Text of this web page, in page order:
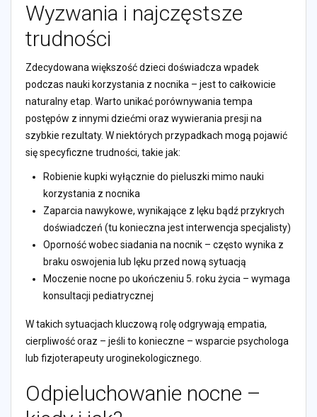
Wyzwania i najczęstsze
trudności
Zdecydowana większość dzieci doświadcza wpadek
podczas nauki korzystania z nocnika – jest to całkowicie
naturalny etap. Warto unikać porównywania tempa
postępów z innymi dziećmi oraz wywierania presji na
szybkie rezultaty. W niektórych przypadkach mogą pojawić
się specyficzne trudności, takie jak:
Robienie kupki wyłącznie do pieluszki mimo nauki
korzystania z nocnika
Zaparcia nawykowe, wynikające z lęku bądź przykrych
doświadczeń (tu konieczna jest interwencja specjalisty)
Oporność wobec siadania na nocnik – często wynika z
braku oswojenia lub lęku przed nową sytuacją
Moczenie nocne po ukończeniu 5. roku życia – wymaga
konsultacji pediatrycznej
W takich sytuacjach kluczową rolę odgrywają empatia,
cierpliwość oraz – jeśli to konieczne – wsparcie psychologa
lub fizjoterapeuty uroginekologicznego.
Odpieluchowanie nocne –